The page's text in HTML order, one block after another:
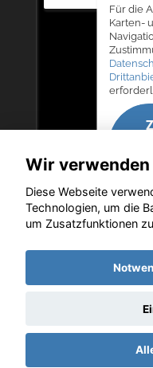
Für die
Karten-
Copyright ©
Datenschutz
Wir
Diese Webseite
Technologien, um die
um Zusatzfunktionen